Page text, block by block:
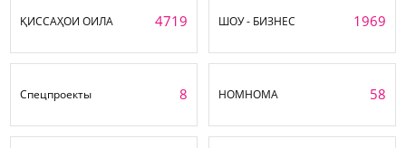
ҚИССАҲОИ ОИЛА 4719 ШОУ - БИЗНЕС 1969
Спецпроекты 8 НОМНОМА 58